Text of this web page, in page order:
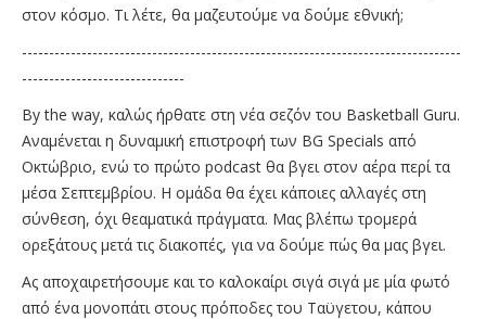
στον κόσμο. Τι λέτε, θα μαζευτούμε να δούμε εθνική;
---------------------------------------------------------------------------------
------------------------------
By the way, καλώς ήρθατε στη νέα σεζόν του Basketball Guru.
Αναμένεται η δυναμική επιστροφή των BG Specials από
Οκτώβριο, ενώ το πρώτο podcast θα βγει στον αέρα περί τα
μέσα Σεπτεμβρίου. Η ομάδα θα έχει κάποιες αλλαγές στη
σύνθεση, όχι θεαματικά πράγματα. Μας βλέπω τρομερά
ορεξάτους μετά τις διακοπές, για να δούμε πώς θα μας βγει.
Ας αποχαιρετήσουμε και το καλοκαίρι σιγά σιγά με μία φωτό
από ένα μονοπάτι στους πρόποδες του Ταϋγετου, κάπου